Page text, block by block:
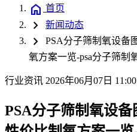
home 首页
chevron_right 新闻动态
chevron_right
PSA分子筛制氧设备
氧方案一览-psa分子筛制
行业资讯 2026年06月07日
PSA分子筛制氧设